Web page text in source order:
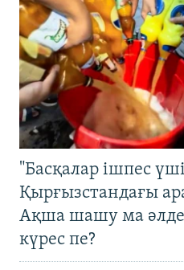
"Басқалар ішпес
Қырғызстандағы
Ақша шашу ма
күрес пе?